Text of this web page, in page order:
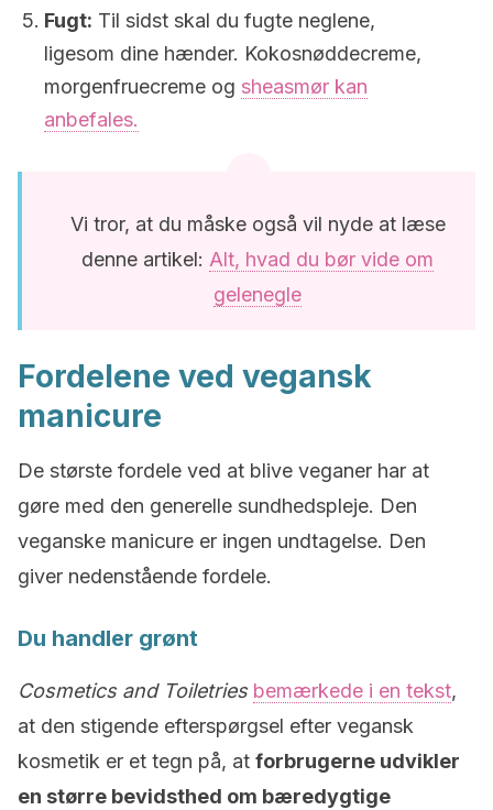
Fugt: Til sidst skal du fugte neglene,
ligesom dine hænder. Kokosnøddecreme,
morgenfruecreme og sheasmør kan
anbefales.
Vi tror, at du måske også vil nyde at læse
denne artikel: Alt, hvad du bør vide om
gelenegle
Fordelene ved vegansk
manicure
De største fordele ved at blive veganer har at
gøre med den generelle sundhedspleje. Den
veganske manicure er ingen undtagelse. Den
giver nedenstående fordele.
Du handler grønt
Cosmetics and Toiletries bemærkede i en tekst,
at den stigende efterspørgsel efter vegansk
kosmetik er et tegn på, at forbrugerne udvikler
en større bevidsthed om bæredygtige